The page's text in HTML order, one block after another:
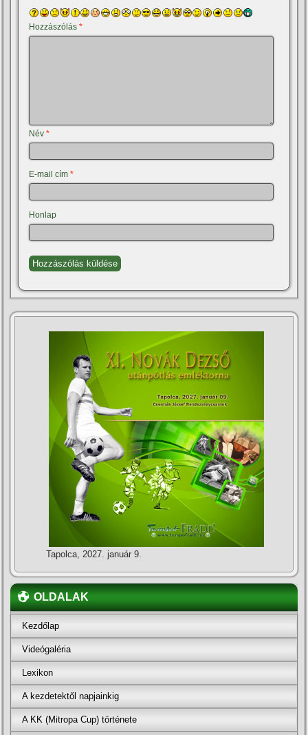
Hozzászólás*
Név*
E-mail cím*
Honlap
Tapolca, 2027. január 9.
OLDALAK
Kezdőlap
Videógaléria
Lexikon
A kezdetektől napjainkig
A KK (Mitropa Cup) története